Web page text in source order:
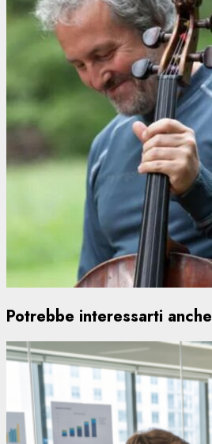
Potrebbe interessarti anche